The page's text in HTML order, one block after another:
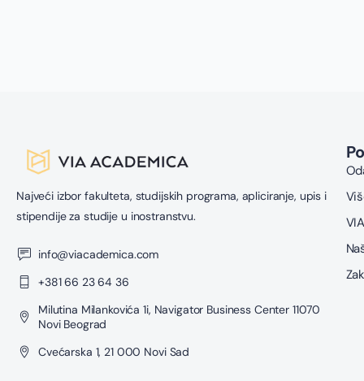
Najveći izbor fakulteta, studijskih programa, apliciranje, upis i
stipendije za studije u inostranstvu.
info@viacademica.com
+381 66 23 64 36
Milutina Milankovića 1i, Navigator Business Center 11070
Novi Beograd
Cvećarska 1, 21 000 Novi Sad